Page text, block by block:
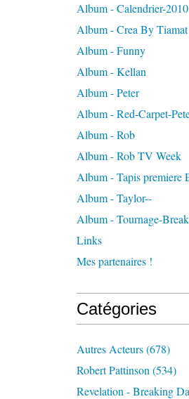
Album - Calendrier-2010
Album - Crea By
Album - Funny
Album - Kellan
Album - Peter
Album - Red-Carpet-
Album - Rob
Album - Rob TV Week
Album - Tapis premiere
Album - Taylor--
Album - Tournage-
Links
Mes partenaires !
Catégories
Autres Acteurs(678)
Robert Pattinson (534)
Revelation - Breaking